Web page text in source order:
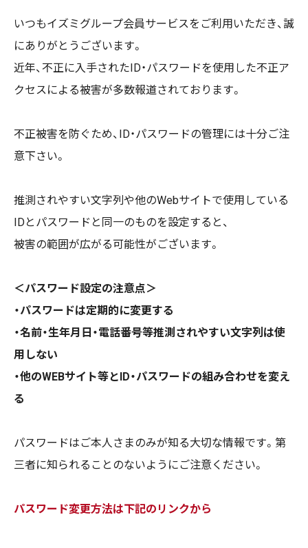
いつもイズミグループ会員サービスをご利用いただき、誠
にありがとうございます。
近年、不正に入手されたID・パスワードを使用した不正ア
クセスによる被害が多数報道されております。
不正被害を防ぐため、ID・パスワードの管理には十分ご注
意下さい。
推測されやすい文字列や他のWebサイトで使用している
IDとパスワードと同一のものを設定すると、
被害の範囲が広がる可能性がございます。
＜パスワード設定の注意点＞
・パスワードは定期的に変更する
・名前・生年月日・電話番号等推測されやすい文字列は使
用しない
・他のWEBサイト等とID・パスワードの組み合わせを変え
る
パスワードはご本人さまのみが知る大切な情報です。第
三者に知られることのないようにご注意ください。
パスワード変更方法は下記のリンクから